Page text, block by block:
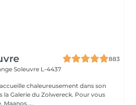
883
Soleuvre L-4437
chaleureusement dans son
la Galerie du Zolwereck. Pour vous
Maanos ...